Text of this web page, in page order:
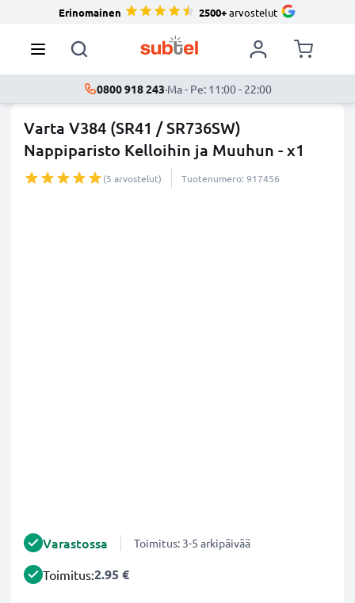
Erinomainen 2500+arvostelut
0800 918 243·Ma - Pe: 11:00 - 22:00
Varta V384 (SR41 / SR736SW)
Nappiparisto Kelloihin ja Muuhun - x1
(5 arvostelut) Tuotenumero: 917456
Varastossa Toimitus: 3-5 arkipäivää
Toimitus:2.95 €